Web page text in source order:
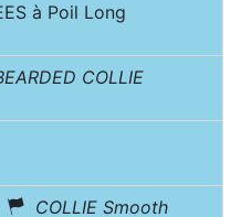
à Poil Long
COLLIE
COLLIE Smooth